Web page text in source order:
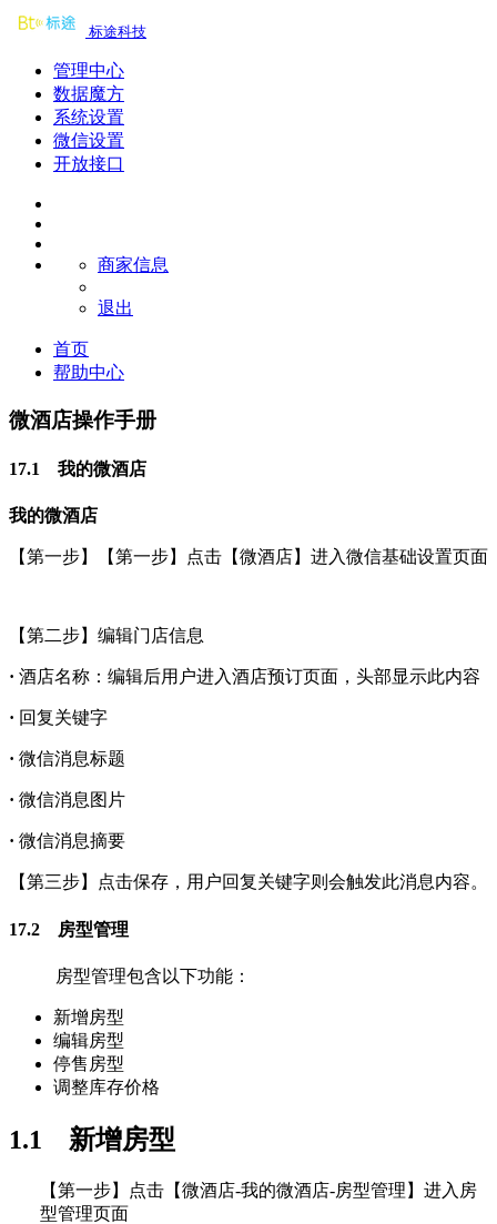
标途科技
管理中心
数据魔方
系统设置
微信设置
开放接口
商家信息
退出
首页
帮助中心
微酒店操作手册
17.1 我的微酒店
我的微酒店
【第一步】【第一步】点击【微酒店】进入微信基础设置页面
【第二步】编辑门店信息
· 酒店名称：编辑后用户进入酒店预订页面，头部显示此内容
· 回复关键字
· 微信消息标题
· 微信消息图片
· 微信消息摘要
【第三步】点击保存，用户回复关键字则会触发此消息内容。
17.2 房型管理
房型管理包含以下功能：
新增房型
编辑房型
停售房型
调整库存价格
1.1 新增房型
【第一步】点击【微酒店-我的微酒店-房型管理】进入房
型管理页面